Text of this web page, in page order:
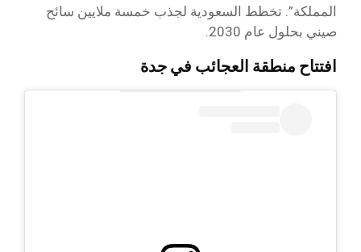
المملكة”. تخطط السعودية لجذب خمسة ملايين سائح
صيني بحلول عام 2030.
افتتاح منطقة العجائب في جدة